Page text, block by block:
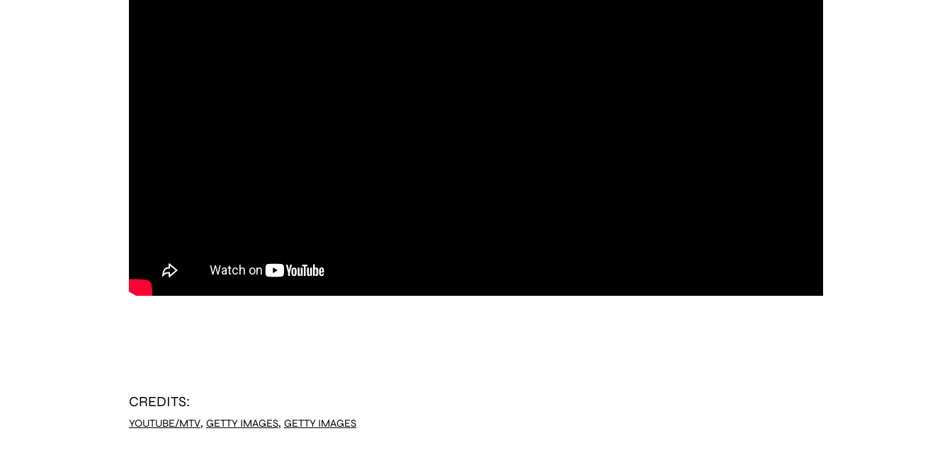
CREDITS:
YOUTUBE/MTV, GETTY IMAGES, GETTY IMAGES